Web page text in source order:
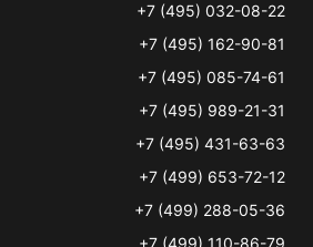
+7 (495) 032-08-22
+7 (495) 162-90-81
+7 (495) 085-74-61
+7 (495) 989-21-31
+7 (495) 431-63-63
+7 (499) 653-72-12
+7 (499) 288-05-36
+7 (499) 110-86-79